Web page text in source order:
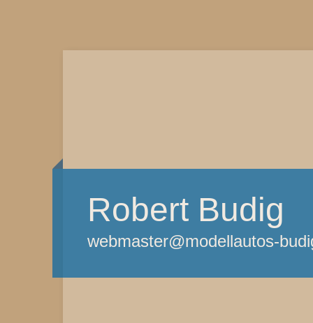
Robert Budig
webmaster@modellautos-